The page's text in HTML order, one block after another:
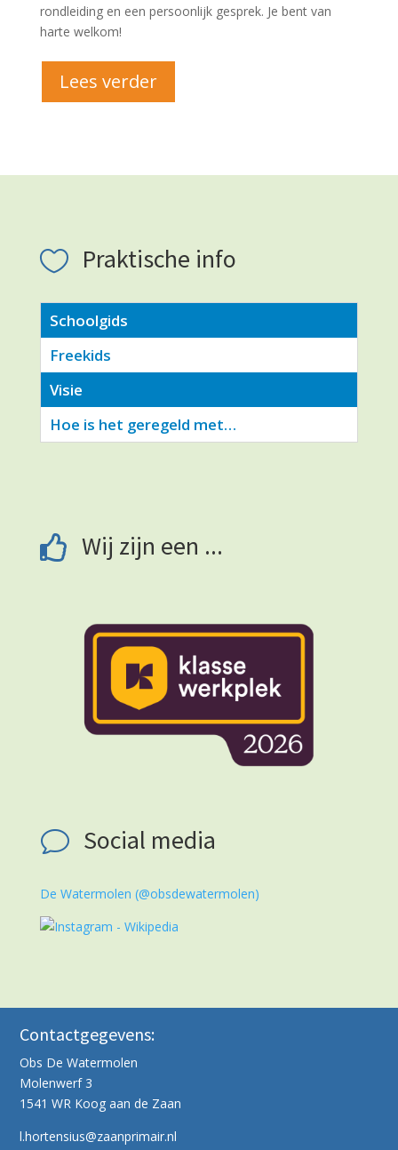
rondleiding en een persoonlijk gesprek. Je bent van
harte welkom!
Lees verder
 Praktische info
Schoolgids
Freekids
Visie
Hoe is het geregeld met…
 Wij zijn een ...
v Social media
De Watermolen (@obsdewatermolen)
Contactgegevens:
Obs De Watermolen
Molenwerf 3
1541 WR Koog aan de Zaan
l.hortensius@zaanprimair.nl